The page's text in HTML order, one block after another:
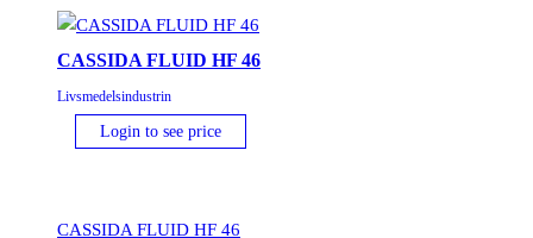
CASSIDA FLUID HF 46
Livsmedelsindustrin
Login to see price
CASSIDA FLUID HF 46